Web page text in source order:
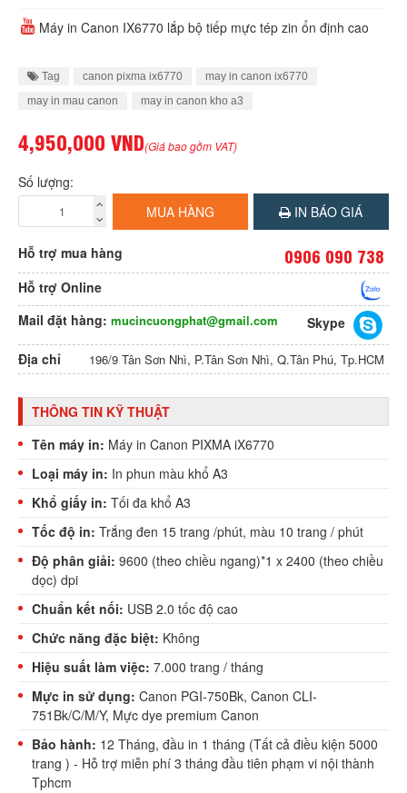
Máy in Canon IX6770 lắp bộ tiếp mực tép zin ổn định cao
Tag canon pixma ix6770
may in canon ix6770
may in mau canon
may in canon kho a3
4,950,000 VND(Giá bao gồm VAT)
Số lượng:
MUA HÀNG
IN BÁO GIÁ
Hỗ trợ mua hàng 0906 090 738
Hỗ trợ Online
Mail đặt hàng: mucincuongphat@gmail.com
Skype
Địa chỉ
196/9 Tân Sơn Nhì, P.Tân Sơn Nhì, Q.Tân Phú, Tp.HCM
THÔNG TIN KỸ THUẬT
Tên máy in: Máy in Canon PIXMA iX6770
Loại máy in: In phun màu khổ A3
Khổ giấy in: Tối đa khổ A3
Tốc độ in: Trắng đen 15 trang /phút, màu 10 trang / phút
Độ phân giải: 9600 (theo chiều ngang)*1 x 2400 (theo chiều
dọc) dpi
Chuẩn kết nối: USB 2.0 tốc độ cao
Chức năng đặc biệt: Không
Hiệu suất làm việc: 7.000 trang / tháng
Mực in sử dụng: Canon PGI-750Bk, Canon CLI-
751Bk/C/M/Y, Mực dye premium Canon
Bảo hành: 12 Tháng, đầu in 1 tháng (Tất cả điều kiện 5000
trang ) - Hỗ trợ miễn phí 3 tháng đầu tiên phạm vi nội thành
Tphcm